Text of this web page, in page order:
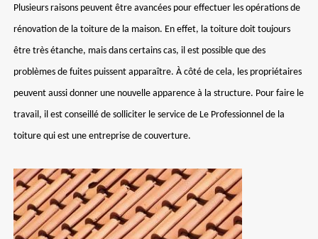
Plusieurs raisons peuvent être avancées pour effectuer les opérations de
rénovation de la toiture de la maison. En effet, la toiture doit toujours
être très étanche, mais dans certains cas, il est possible que des
problèmes de fuites puissent apparaître. À côté de cela, les propriétaires
peuvent aussi donner une nouvelle apparence à la structure. Pour faire le
travail, il est conseillé de solliciter le service de Le Professionnel de la
toiture qui est une entreprise de couverture.